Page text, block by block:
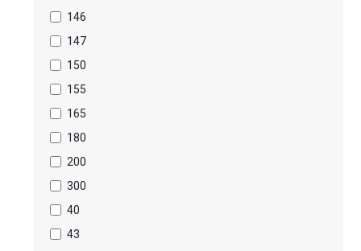
146
147
150
155
165
180
200
300
40
43